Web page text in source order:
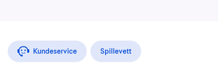
Kundeservice Spillevett